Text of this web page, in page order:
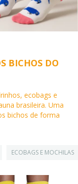
BICHOS DO
ecobags e
brasileira. Uma
bichos de forma
ECOBAGS E MOCHILAS